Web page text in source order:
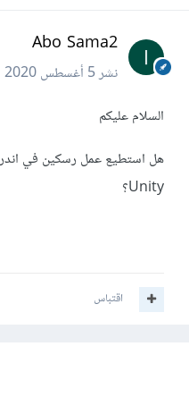
Abo Sama2
نشر5 أغسطس 2020
السلام عليكم
هل استطيع عمل رسكين في
Unity؟
اقتباس